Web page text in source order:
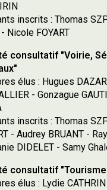
inscrits : Thomas
Nicole FOYART
consultatif "Voirie,
élus : Hugues
- Gonzague
inscrits : Thomas
- Audrey BRUANT -
DIDELET - Samy
consultatif
élus : Lydie